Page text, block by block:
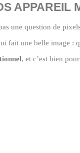
APPAREIL
une question de
fait une belle image :
, et c’est bien